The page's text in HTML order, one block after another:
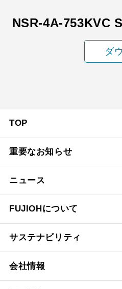
NSR-4A-753KVC
ダ
TOP
重要なお知らせ
ニュース
FUJIOHについて
サステナビリティ
会社情報